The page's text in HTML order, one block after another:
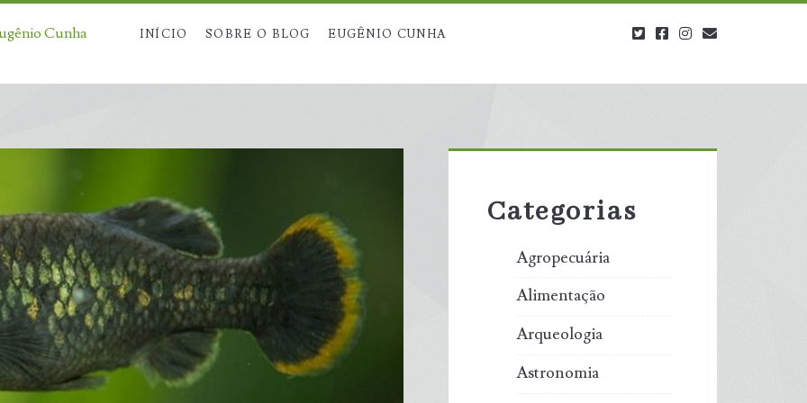
Cunha INÍCIO SOBRE O BLOG EUGÊNIO CUNHA twitterfacebookinstagram
Sidebar
Categorias
Agropecuária
Alimentação
Arqueologia
Astronomia